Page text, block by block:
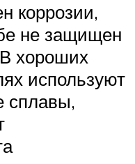
коррозии,
не защищен
В хороших
используют
сплавы,